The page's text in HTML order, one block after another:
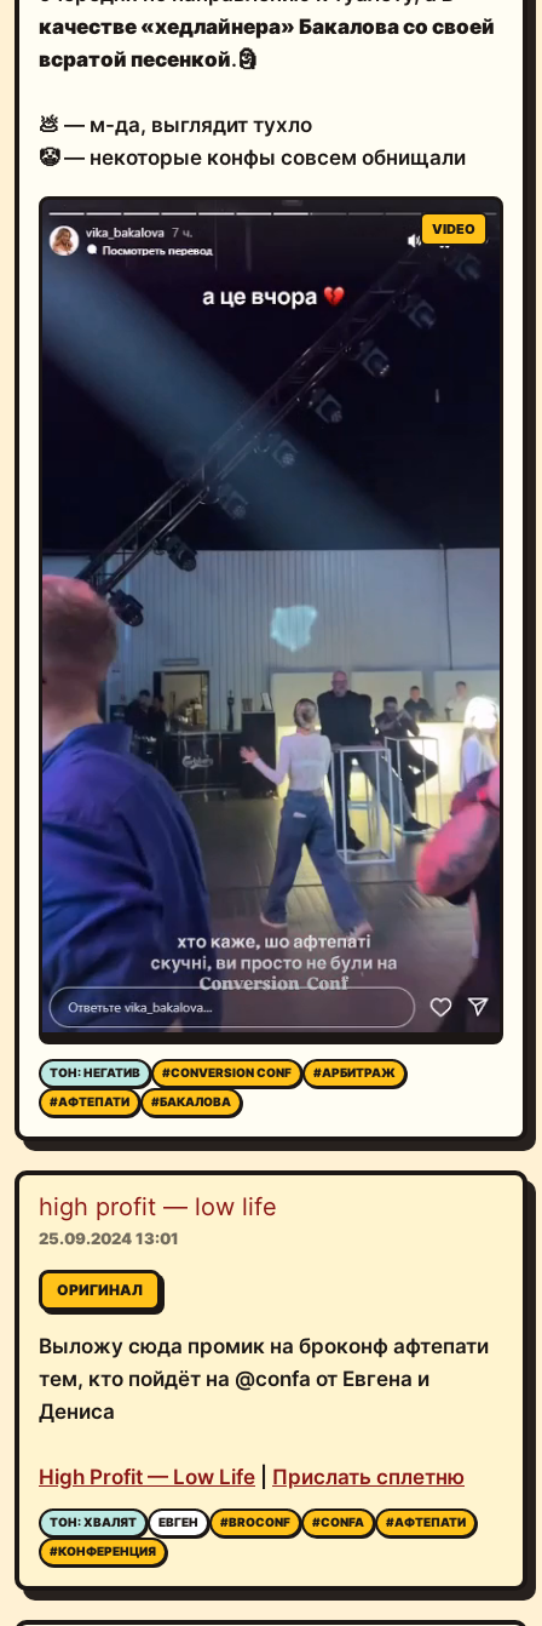
качестве «хедлайнера» Бакалова со своей
всратой песенкой 🗿
💩 — м-да, выглядит тухло
🤡 — некоторые конфы совсем обнищали
ТОН: НЕГАТИВ #CONVERSION CONF
#АРБИТРАЖ
#АФТЕПАТИ
#БАКАЛОВА
high profit — low life
25.09.2024 13:01
ОРИГИНАЛ
Выложу сюда промик на броконф афтепати
тем, кто пойдёт на @confa от Евгена и
Дениса
High Profit — Low Life | Прислать сплетню
ТОН: ХВАЛЯТ ЕВГЕН #BROCONF #CONFA
#АФТЕПАТИ
#КОНФЕРЕНЦИЯ